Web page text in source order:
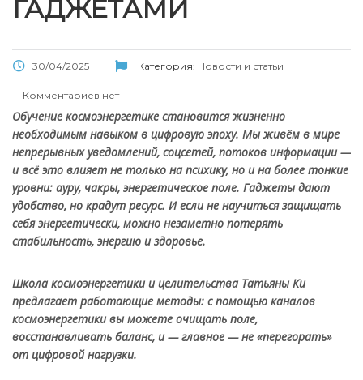
ГАДЖЕТАМИ
30/04/2025 Категория: Новости и статьи
Комментариев нет
Обучение космоэнергетике становится жизненно
необходимым навыком в цифровую эпоху. Мы живём в мире
непрерывных уведомлений, соцсетей, потоков информации —
и всё это влияет не только на психику, но и на более тонкие
уровни: ауру, чакры, энергетическое поле. Гаджеты дают
удобство, но крадут ресурс. И если не научиться защищать
себя энергетически, можно незаметно потерять
стабильность, энергию и здоровье.
Школа космоэнергетики и целительства Татьяны Ки
предлагает работающие методы: с помощью каналов
космоэнергетики вы можете очищать поле,
восстанавливать баланс, и — главное — не «перегорать»
от цифровой нагрузки.